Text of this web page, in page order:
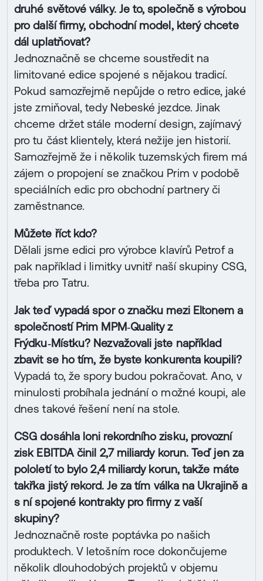
druhé světové války. Je to, společně s výrobou
pro další firmy, obchodní model, který chcete
dál uplatňovat?
Jednoznačně se chceme soustředit na
limitované edice spojené s nějakou tradicí.
Pokud samozřejmě nepůjde o retro edice, jaké
jste zmiňoval, tedy Nebeské jezdce. Jinak
chceme držet stále moderní design, zajímavý
pro tu část klientely, která nežije jen historií.
Samozřejmě že i několik tuzemských firem má
zájem o propojení se značkou Prim v podobě
speciálních edic pro obchodní partnery či
zaměstnance.
Můžete říct kdo?
Dělali jsme edici pro výrobce klavírů Petrof a
pak například i limitky uvnitř naší skupiny CSG,
třeba pro Tatru.
Jak teď vypadá spor o značku mezi Eltonem a
společností Prim MPM‑Quality z
Frýdku‑Místku? Nezvažovali jste například
zbavit se ho tím, že byste konkurenta koupili?
Vypadá to, že spory budou pokračovat. Ano, v
minulosti probíhala jednání o možné koupi, ale
dnes takové řešení není na stole.
CSG dosáhla loni rekordního zisku, provozní
zisk EBITDA činil 2,7 miliardy korun. Teď jen za
pololetí to bylo 2,4 mi­liardy korun, takže máte
takřka jistý rekord. Je za tím válka na Ukrajině a
s ní spojené kontrakty pro firmy z vaší
skupiny?
Jednoznačně roste poptávka po našich
produktech. V letošním roce dokončujeme
několik dlouhodobých projektů v objemu